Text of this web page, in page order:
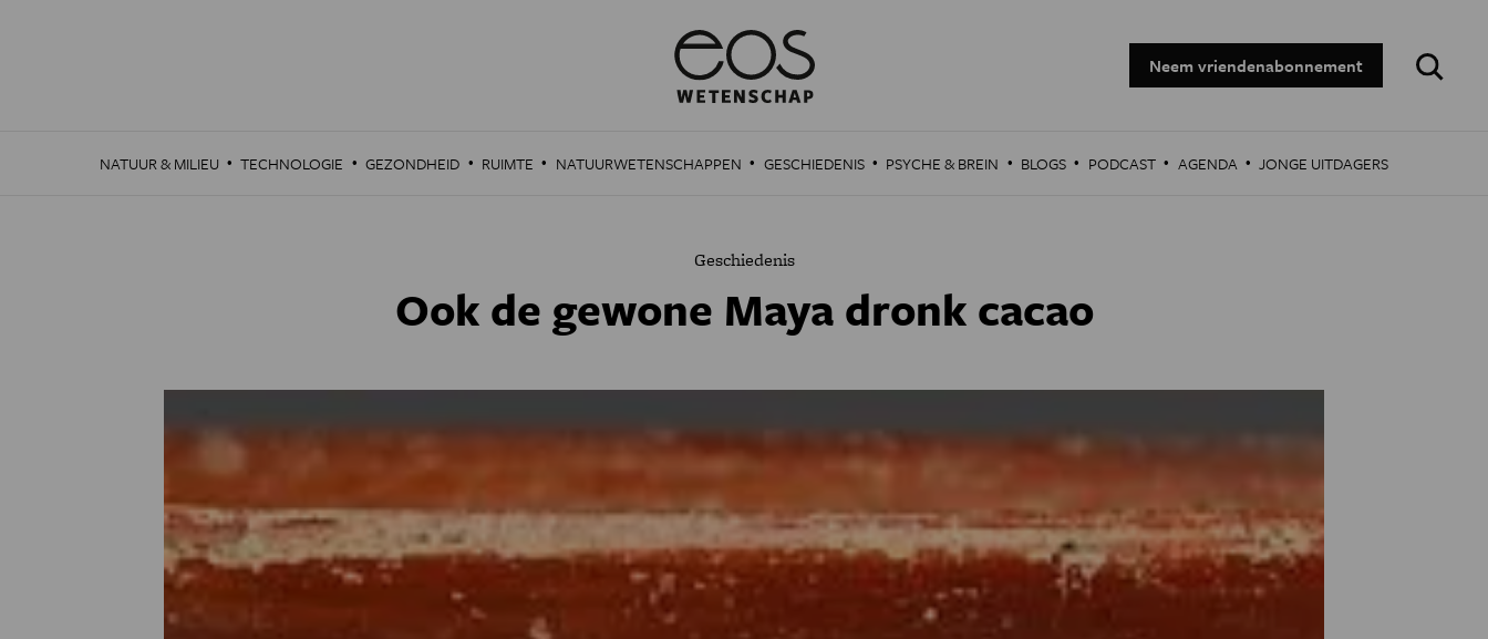
Neem vriendenabonnement
Zoeken:
NATUUR & MILIEU · TECHNOLOGIE · GEZONDHEID · RUIMTE · NATUURWETENSCHAPPEN · GESCHIEDENIS · PSYCHE & BREIN · BLOGS · PODCAST · AGENDA · JONGE UITDAGERS
Geschiedenis
Ook de gewone Maya dronk cacao